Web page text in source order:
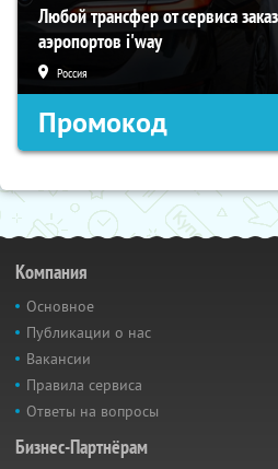
Любой трансфер от сервиса
аэропортов i'way
Россия
Промокод
Компания
Основное
Публикации о нас
Вакансии
Правила сервиса
Ответы на вопросы
Бизнес-Партнёрам